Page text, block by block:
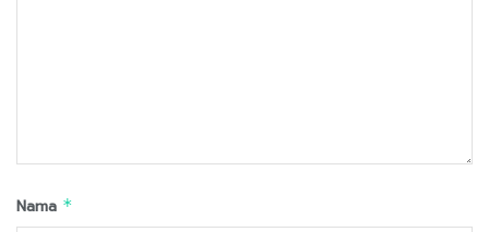
Nama *